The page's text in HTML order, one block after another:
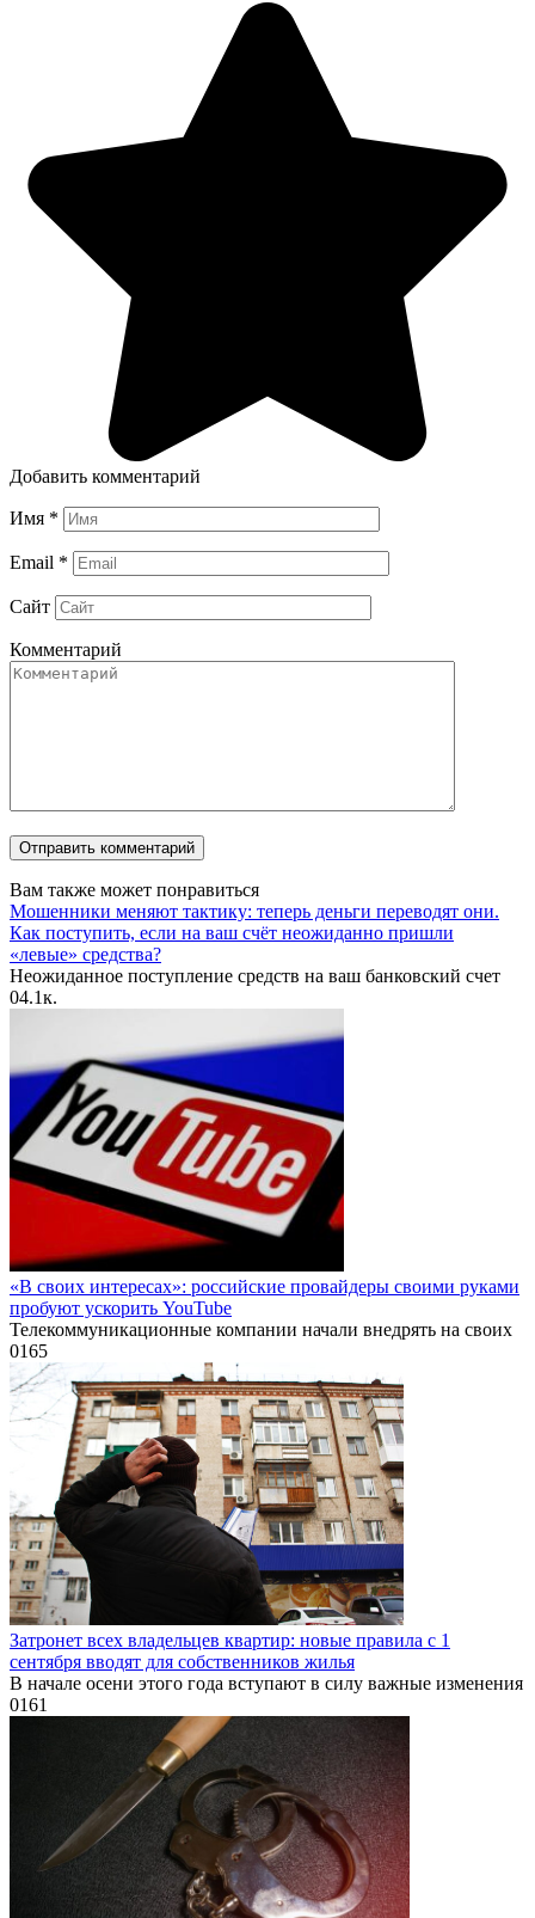
Добавить комментарий
Имя *
Email *
Сайт
Комментарий
Вам также может понравиться
Мошенники меняют тактику: теперь деньги переводят они.
Как поступить, если на ваш счёт неожиданно пришли
«левые» средства?
Неожиданное поступление средств на ваш банковский счет
04.1к.
«В своих интересах»: российские провайдеры своими руками
пробуют ускорить YouTube
Телекоммуникационные компании начали внедрять на своих
0165
Затронет всех владельцев квартир: новые правила с 1
сентября вводят для собственников жилья
В начале осени этого года вступают в силу важные изменения
0161